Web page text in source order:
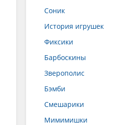
Соник
История игрушек
Фиксики
Барбоскины
Зверополис
Бэмби
Смешарики
Мимимишки